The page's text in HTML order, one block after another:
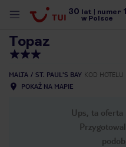
30 lat numer 1
w Polsce
Topaz
MALTA ST. PAUL'S BAY KOD HOTELU
POKAŻ NA MAPIE
Ups, ta oferta